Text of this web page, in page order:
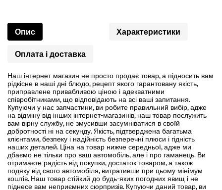
Опис Характеристики
Оплата і доставка
Наш інтернет магазин не просто продає товар, а підносить вам
рідкісне в наші дні блюдо, рецепт якого гарантовану якість,
приправлене привабливою ціною і адекватними
співробітниками, що відповідають на всі ваші запитання.
Купуючи у нас запчастини, ви робите правильний вибір, адже
на відміну від інших інтернет-магазинів, наш товар послужить
вам вірну службу, не змусивши засумніватися в своїй
добротності ні на секунду. Якість, підтверджена багатьма
клієнтами, безпеку і надійність безперечні плюси і гідність
наших деталей. Ціна на товар нижче середньої, адже ми
дбаємо не тільки про ваш автомобіль, але і про гаманець. Ви
отримаєте радість від покупки, достаток товаром, а також
подяку від свого автомобіля, витративши при цьому мінімум
коштів. Наш товар стійкий до будь-яких погодних явищ і не
піднесе вам неприємних сюрпризів. Купуючи даний товар, ви